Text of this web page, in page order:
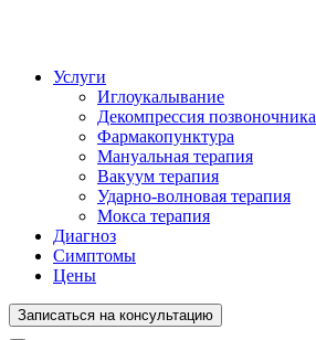
Услуги
Иглоукалывание
Декомпрессия позвоночника
Фармакопунктура
Мануальная терапия
Вакуум терапия
Ударно-волновая терапия
Мокса терапия
Диагноз
Симптомы
Цены
Записаться на консультацию